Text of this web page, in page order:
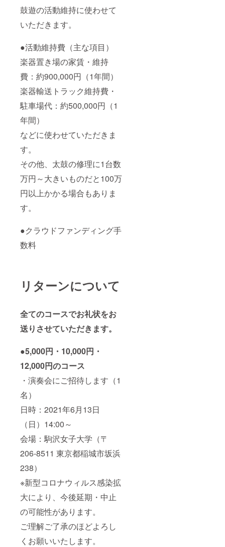
鼓遊の活動維持に使わせて
いただきます。
●活動維持費（主な項目）
楽器置き場の家賃・維持
費：約900,000円（1年間）
楽器輸送トラック維持費・
駐車場代：約500,000円（1
年間）
などに使わせていただきま
す。
その他、太鼓の修理に1台数
万円～大きいものだと100万
円以上かかる場合もありま
す。
●クラウドファンディング手
数料
リターンについて
全てのコースでお礼状をお
送りさせていただきます。
●5,000円・10,000円・
12,000円のコース
・演奏会にご招待します（1
名）
日時：2021年6月13日
（日）14:00～
会場：駒沢女子大学（〒
206-8511 東京都稲城市坂浜
238）
※新型コロナウィルス感染拡
大により、今後延期・中止
の可能性があります。
ご理解ご了承のほどよろし
くお願いいたします。